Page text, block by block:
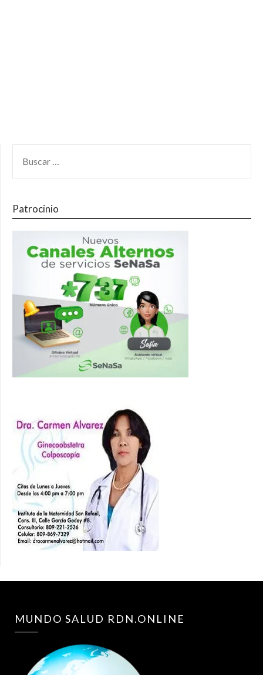
Patrocinio
MUNDO SALUD RDN.ONLINE